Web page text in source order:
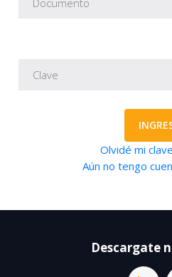
Olvidé mi
Aún no tengo
Descargate